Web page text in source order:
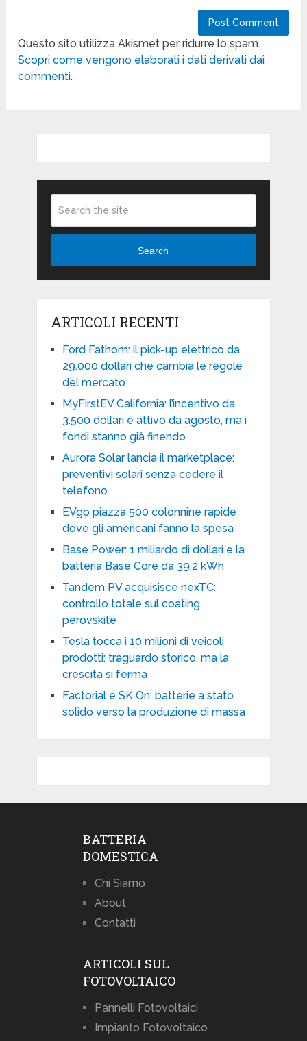
Questo sito utilizza Akismet per ridurre lo spam.
Scopri come vengono elaborati i dati derivati dai
commenti.
Search
ARTICOLI RECENTI
Ford Fathom: il pick-up elettrico da
29.000 dollari che cambia le regole
del mercato
MyFirstEV California: l’incentivo da
3.500 dollari è attivo da agosto, ma i
fondi stanno già finendo
Aurora Solar lancia il marketplace:
preventivi solari senza cedere il
telefono
EVgo piazza 500 colonnine rapide
dove gli americani fanno la spesa
Base Power: 1 miliardo di dollari e la
batteria Base Core da 39,2 kWh
Tandem PV acquisisce nexTC:
controllo totale sul coating
perovskite
Tesla tocca i 10 milioni di veicoli
prodotti: traguardo storico, ma la
crescita si ferma
Factorial e SK On: batterie a stato
solido verso la produzione di massa
BATTERIA
DOMESTICA
Chi Siamo
About
Contatti
ARTICOLI SUL
FOTOVOLTAICO
Pannelli Fotovoltaici
Impianto Fotovoltaico